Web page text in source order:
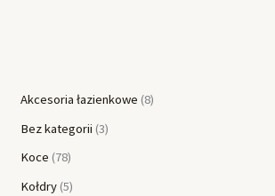
Akcesoria łazienkowe 8
Bez kategorii 3
Koce 78
Kołdry 5